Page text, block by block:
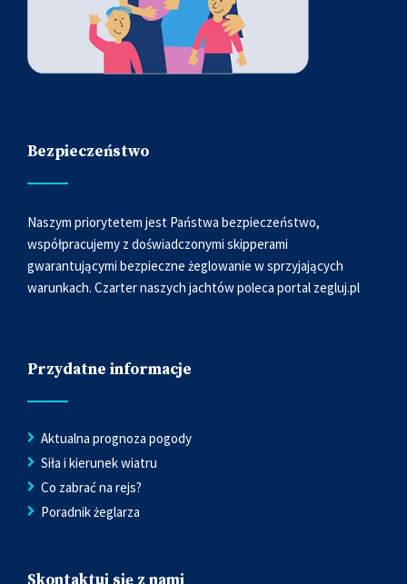
Bezpieczeństwo
Naszym priorytetem jest Państwa bezpieczeństwo,
współpracujemy z doświadczonymi skipperami
gwarantującymi bezpieczne żeglowanie w sprzyjających
warunkach. Czarter naszych jachtów poleca portal zegluj.pl
Przydatne informacje
Aktualna prognoza pogody
Siła i kierunek wiatru
Co zabrać na rejs?
Poradnik żeglarza